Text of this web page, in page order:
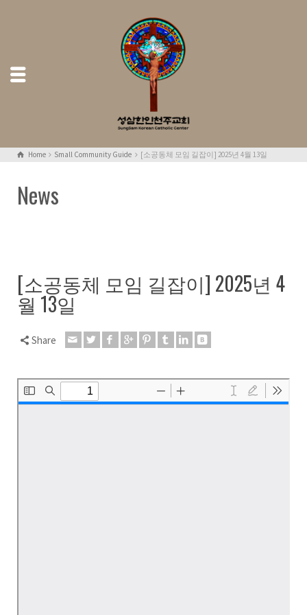
Home Small Community Guide [소공동체 모임 길잡이] 2025년 4월 13일
News
[소공동체 모임 길잡이] 2025년 4
월 13일
Share